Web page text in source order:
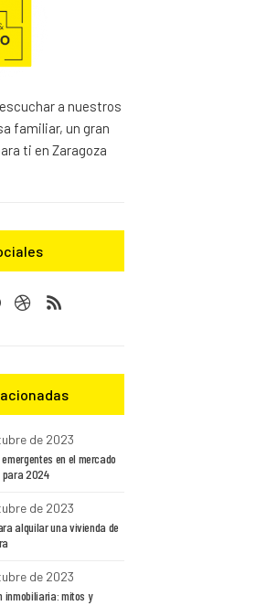
a nuestros
familiar, un gran
ti en Zaragoza
de 2023
en el mercado
para 2024
de 2023
alquilar una vivienda de
de 2023
inmobiliaria: mitos y